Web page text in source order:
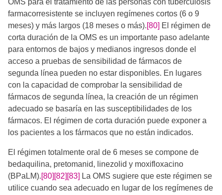
OMS para el tratamiento de las personas con tuberculosis
farmacorresistente se incluyen regímenes cortos (6 o 9
meses) y más largos (18 meses o más).[80] ​El régimen de
corta duración de la OMS es un importante paso adelante
para entornos de bajos y medianos ingresos donde el
acceso a pruebas de sensibilidad de fármacos de
segunda línea pueden no estar disponibles. En lugares
con la capacidad de comprobar la sensibilidad de
fármacos de segunda línea, la creación de un régimen
adecuado se basaría en las susceptibilidades de los
fármacos. El régimen de corta duración puede exponer a
los pacientes a los fármacos que no están indicados.
El régimen totalmente oral de 6 meses se compone de
bedaquilina, pretomanid, linezolid y moxifloxacino
(BPaLM).[80] [82] [83] ​​ La OMS sugiere que este régimen se
utilice cuando sea adecuado en lugar de los regímenes de